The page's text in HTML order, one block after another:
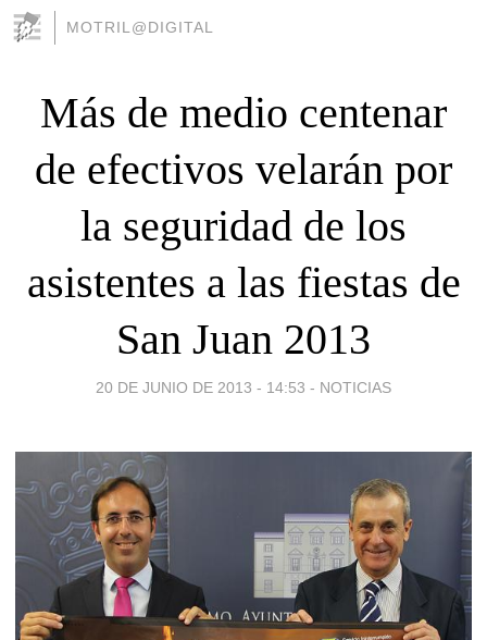
MOTRIL@DIGITAL
Más de medio centenar
de efectivos velarán por
la seguridad de los
asistentes a las fiestas de
San Juan 2013
20 DE JUNIO DE 2013 - 14:53 - NOTICIAS